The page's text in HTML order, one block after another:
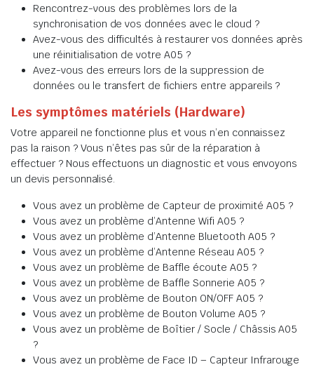
Rencontrez-vous des problèmes lors de la
synchronisation de vos données avec le cloud ?
Avez-vous des difficultés à restaurer vos données après
une réinitialisation de votre A05 ?
Avez-vous des erreurs lors de la suppression de
données ou le transfert de fichiers entre appareils ?
Les symptômes matériels (Hardware)
Votre appareil ne fonctionne plus et vous n’en connaissez
pas la raison ? Vous n’êtes pas sûr de la réparation à
effectuer ? Nous effectuons un diagnostic et vous envoyons
un devis personnalisé.
Vous avez un problème de Capteur de proximité A05 ?
Vous avez un problème d’Antenne Wifi A05 ?
Vous avez un problème d’Antenne Bluetooth A05 ?
Vous avez un problème d’Antenne Réseau A05 ?
Vous avez un problème de Baffle écoute A05 ?
Vous avez un problème de Baffle Sonnerie A05 ?
Vous avez un problème de Bouton ON/OFF A05 ?
Vous avez un problème de Bouton Volume A05 ?
Vous avez un problème de Boîtier / Socle / Châssis A05
?
Vous avez un problème de Face ID – Capteur Infrarouge